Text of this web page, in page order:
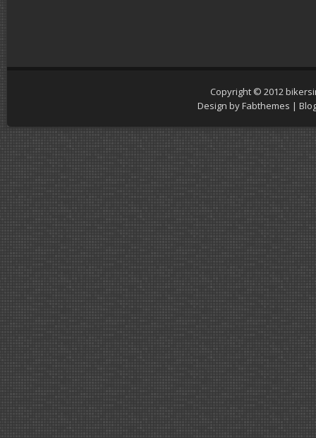
Copyright © 2012
Design byFabthemes |